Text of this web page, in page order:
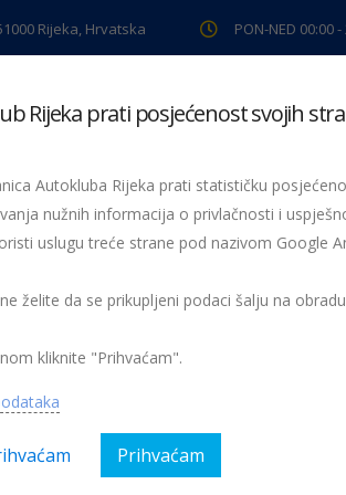
Rijeka, Hrvatska PON-NED 00:00 -
pregled Pomoć na cesti Servis
dana
misli na pravila i vozača“
Rijeka prati posjećenost svojih
Autokluba Rijeka prati statističku
nužnih informacija o privlačnosti i
uslugu treće strane pod nazivom Google
želite da se prikupljeni podaci šalju na
kliknite "Prihvaćam".
Prihvaćam